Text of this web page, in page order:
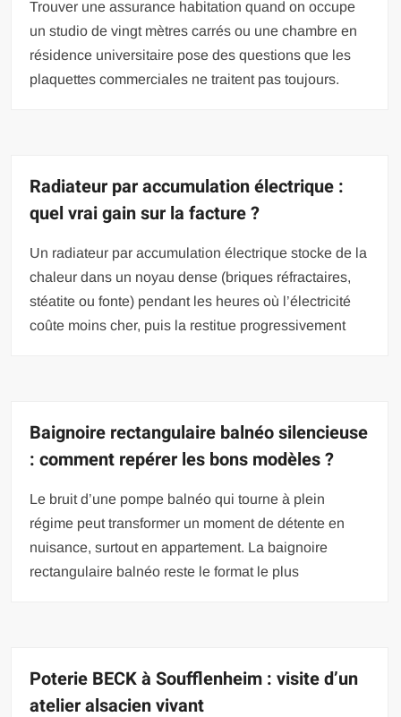
Trouver une assurance habitation quand on occupe
un studio de vingt mètres carrés ou une chambre en
résidence universitaire pose des questions que les
plaquettes commerciales ne traitent pas toujours.
Radiateur par accumulation électrique :
quel vrai gain sur la facture ?
Un radiateur par accumulation électrique stocke de la
chaleur dans un noyau dense (briques réfractaires,
stéatite ou fonte) pendant les heures où l’électricité
coûte moins cher, puis la restitue progressivement
Baignoire rectangulaire balnéo silencieuse
: comment repérer les bons modèles ?
Le bruit d’une pompe balnéo qui tourne à plein
régime peut transformer un moment de détente en
nuisance, surtout en appartement. La baignoire
rectangulaire balnéo reste le format le plus
Poterie BECK à Soufflenheim : visite d’un
atelier alsacien vivant